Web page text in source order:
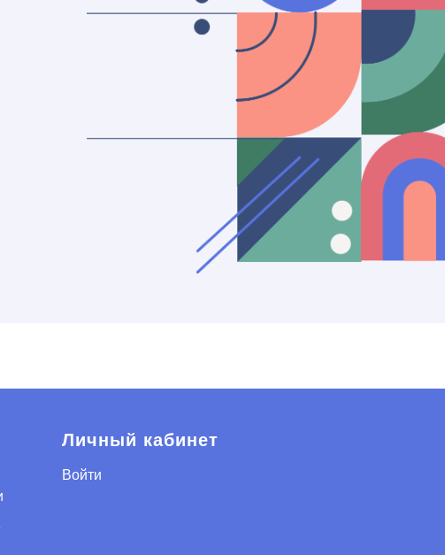
Личный кабинет
Войти